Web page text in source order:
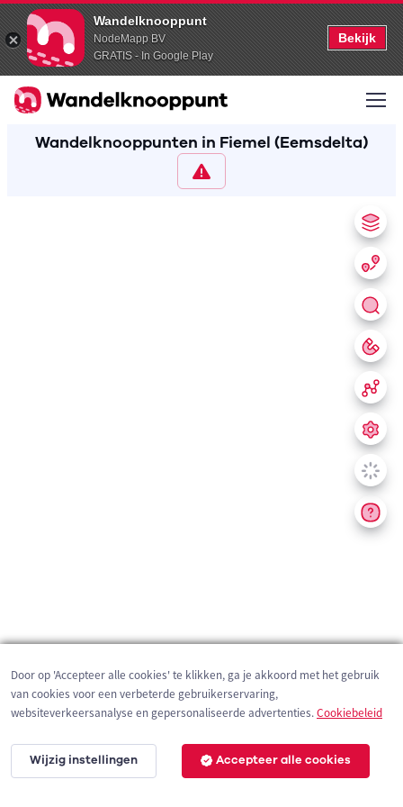
Wandelknooppunt
NodeMapp BV
GRATIS - In Google Play
Bekijk
Wandelknooppunten in Fiemel (Eemsdelta)
200 m
Door op 'Accepteer alle cookies' te klikken, ga je akkoord met het gebruik
van cookies voor een verbeterde gebruikerservaring,
websiteverkeersanalyse en gepersonaliseerde advertenties.Cookiebeleid
Wijzig instellingen Accepteer alle cookies